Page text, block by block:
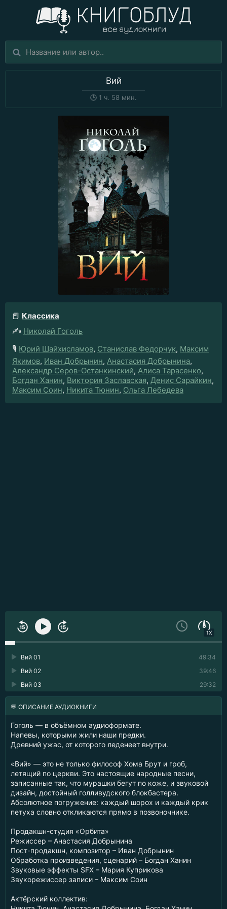
Вий
🕒 1 ч. 58 мин.
📕 Классика
✍️ Николай Гоголь
🎙️ Юрий Шайхисламов, Станислав Федорчук, Максим
Якимов, Иван Добрынин, Анастасия Добрынина,
Александр Серов-Останкинский, Алиса Тарасенко,
Богдан Ханин, Виктория Заславская, Денис Сарайкин,
Максим Соин, Никита Тюнин, Ольга Лебедева
1X
49:34
Вий 01
39:46
Вий 02
29:32
Вий 03
💬 ОПИСАНИЕ АУДИОКНИГИ
Гоголь — в объёмном аудиоформате.
Напевы, которыми жили наши предки.
Древний ужас, от которого леденеет внутри.
«Вий» — это не только философ Хома Брут и гроб,
летящий по церкви. Это настоящие народные песни,
записанные так, что мурашки бегут по коже, и звуковой
дизайн, достойный голливудского блокбастера.
Абсолютное погружение: каждый шорох и каждый крик
петуха словно откликаются прямо в позвоночнике.
Продакшн-студия «Орбита»
Режиссер – Анастасия Добрынина
Пост-продакшн, композитор – Иван Добрынин
Обработка произведения, сценарий – Богдан Ханин
Звуковые эффекты SFX – Мария Куприкова
Звукорежиссер записи – Максим Соин
Актёрский коллектив: